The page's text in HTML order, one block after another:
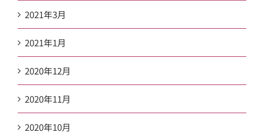
2021年3月
2021年1月
2020年12月
2020年11月
2020年10月